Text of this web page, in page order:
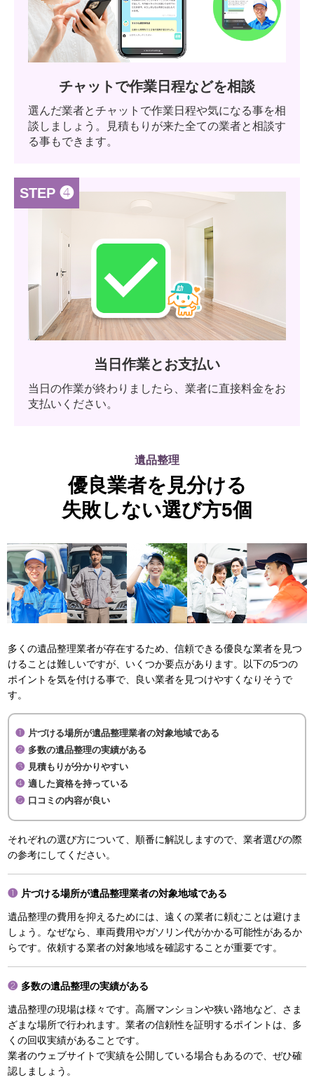
チャットで作業日程などを相談
選んだ業者とチャットで作業日程や気になる事を相
談しましょう。見積もりが来た全ての業者と相談す
る事もできます。
STEP ❹
当日作業とお支払い
当日の作業が終わりましたら、業者に直接料金をお
支払いください。
遺品整理
優良業者を見分ける
失敗しない選び方5個
多くの遺品整理業者が存在するため、信頼できる優良な業者を見つ
けることは難しいですが、いくつか要点があります。以下の5つの
ポイントを気を付ける事で、良い業者を見つけやすくなりそうで
す。
片づける場所が遺品整理業者の対象地域である
多数の遺品整理の実績がある
見積もりが分かりやすい
適した資格を持っている
口コミの内容が良い
それぞれの選び方について、順番に解説しますので、業者選びの際
の参考にしてください。
片づける場所が遺品整理業者の対象地域である
遺品整理の費用を抑えるためには、遠くの業者に頼むことは避けま
しょう。なぜなら、車両費用やガソリン代がかかる可能性があるか
らです。依頼する業者の対象地域を確認することが重要です。
多数の遺品整理の実績がある
遺品整理の現場は様々です。高層マンションや狭い路地など、さま
ざまな場所で行われます。業者の信頼性を証明するポイントは、多
くの回収実績があることです。
業者のウェブサイトで実績を公開している場合もあるので、ぜひ確
認しましょう。